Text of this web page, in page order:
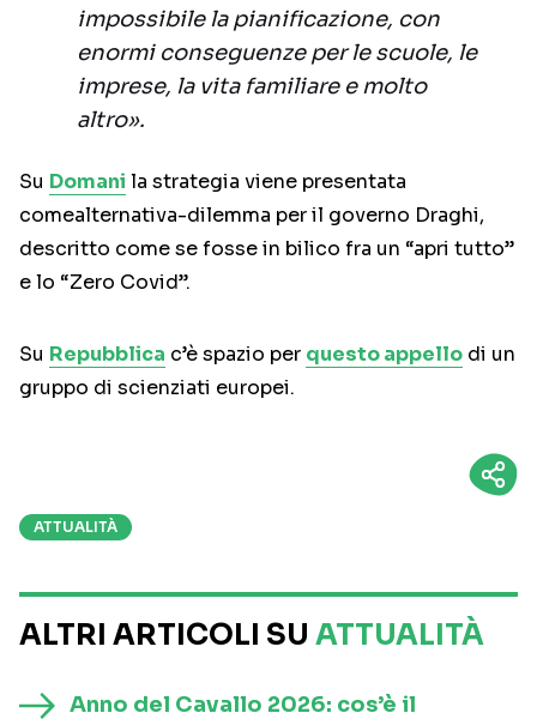
impossibile la pianificazione, con
enormi conseguenze per le scuole, le
imprese, la vita familiare e molto
altro».
Su Domani la strategia viene presentata
comealternativa-dilemma per il governo Draghi,
descritto come se fosse in bilico fra un “apri tutto”
e lo “Zero Covid”.
Su Repubblica c’è spazio per questo appello di un
gruppo di scienziati europei.
ATTUALITÀ
ALTRI ARTICOLI SU ATTUALITÀ
Anno del Cavallo 2026: cos’è il